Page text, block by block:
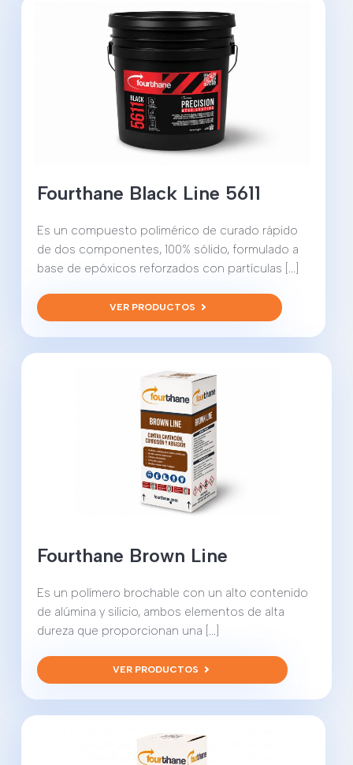
Fourthane Black Line 5611
Es un compuesto polimérico de curado rápido
de dos componentes, 100% sólido, formulado a
base de epóxicos reforzados con partículas [...]
VER PRODUCTOS
Fourthane Brown Line
Es un polímero brochable con un alto contenido
de alúmina y silicio, ambos elementos de alta
dureza que proporcionan una [...]
VER PRODUCTOS